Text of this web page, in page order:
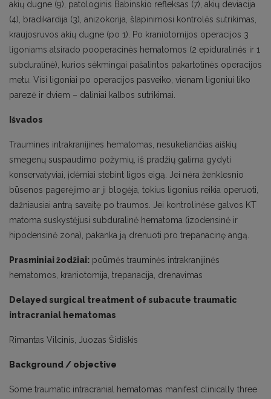
akių dugne (9), patologinis Babinskio refleksas (7), akių deviacija
(4), bradikardija (3), anizokorija, šlapinimosi kontrolės sutrikimas,
kraujosruvos akių dugne (po 1). Po kraniotomijos operacijos 3
ligoniams atsirado pooperacinės hematomos (2 epiduralinės ir 1
subduralinė), kurios sėkmingai pašalintos pakartotinės operacijos
metu. Visi ligoniai po operacijos pasveiko, vienam ligoniui liko
parezė ir dviem – daliniai kalbos sutrikimai.
Išvados
Traumines intrakranijines hematomas, nesukeliančias aiškių
smegenų suspaudimo požymių, iš pradžių galima gydyti
konservatyviai, įdėmiai stebint ligos eigą. Jei nėra ženklesnio
būsenos pagerėjimo ar ji blogėja, tokius ligonius reikia operuoti,
dažniausiai antrą savaitę po traumos. Jei kontrolinėse galvos KT
matoma suskystėjusi subduralinė hematoma (izodensinė ir
hipodensinė zona), pakanka ją drenuoti pro trepanacinę angą.
Prasminiai žodžiai: poūmės trauminės intrakranijinės
hematomos, kraniotomija, trepanacija, drenavimas
Delayed surgical treatment of subacute traumatic
intracranial hematomas
Rimantas Vilcinis, Juozas Šidiškis
Background / objective
Some traumatic intracranial hematomas manifest clinically three